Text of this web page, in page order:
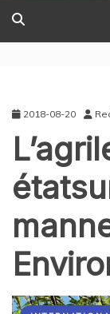
2018-08-20